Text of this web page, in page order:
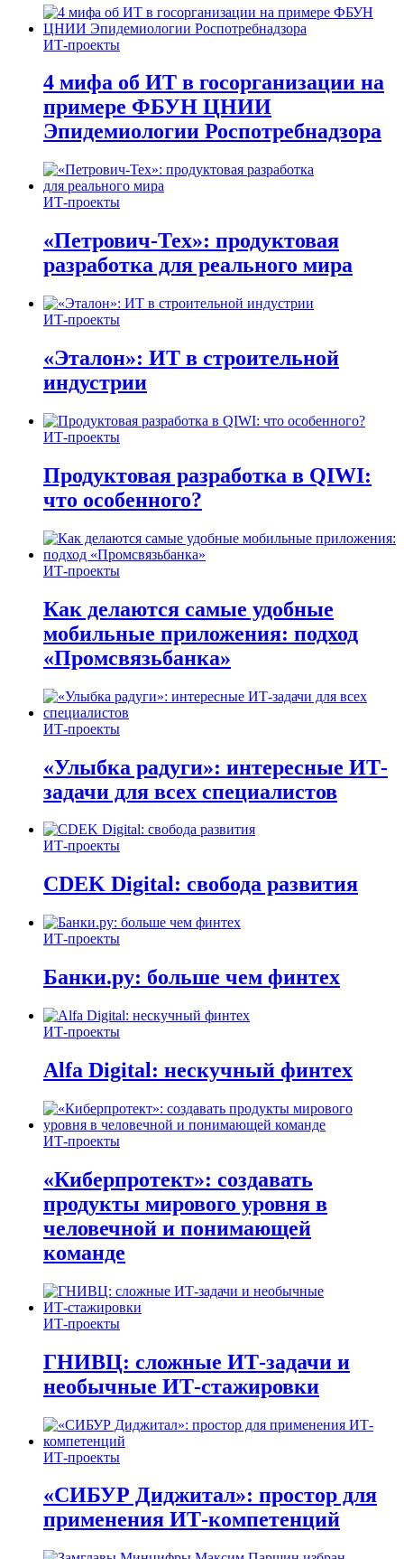
ИТ-проекты
4 мифа об ИТ в госорганизации на
примере ФБУН ЦНИИ
Эпидемиологии Роспотребнадзора
ИТ-проекты
«Петрович-Тех»: продуктовая
разработка для реального мира
ИТ-проекты
«Эталон»: ИТ в строительной
индустрии
ИТ-проекты
Продуктовая разработка в QIWI:
что особенного?
ИТ-проекты
Как делаются самые удобные
мобильные приложения: подход
«Промсвязьбанка»
ИТ-проекты
«Улыбка радуги»: интересные ИТ-
задачи для всех специалистов
ИТ-проекты
CDEK Digital: свобода развития
ИТ-проекты
Банки.ру: больше чем финтех
ИТ-проекты
Alfa Digital: нескучный финтех
ИТ-проекты
«Киберпротект»: создавать
продукты мирового уровня в
человечной и понимающей
команде
ИТ-проекты
ГНИВЦ: сложные ИТ‑задачи и
необычные ИТ‑стажировки
ИТ-проекты
«СИБУР Диджитал»: простор для
применения ИТ-компетенций